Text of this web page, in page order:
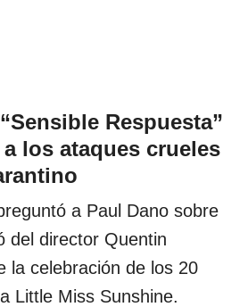
Respuesta”
los ataques crueles
a Paul Dano sobre
del director Quentin
la celebración de los 20
Little Miss Sunshine.